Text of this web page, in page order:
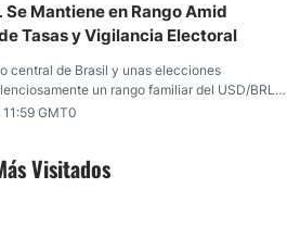
Visitados
Se Mantiene en Rango Amid
Tasas y Vigilancia Electoral
central de Brasil y unas elecciones
un rango familiar del USD/BRL.
banco central de Brasil y unas elecciones
un rango familiar del USD/BRL.
a continuación.
GMT0